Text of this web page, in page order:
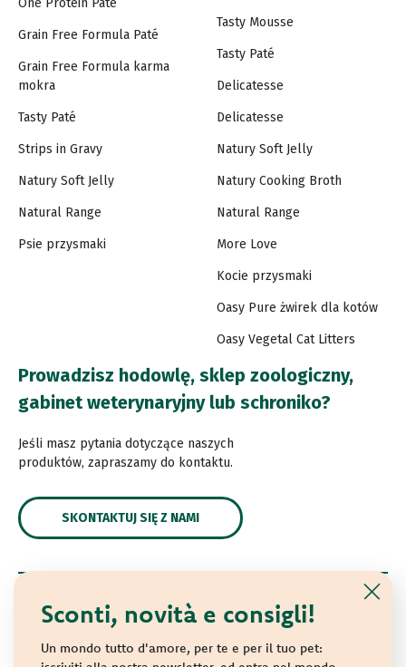
Sconti, novità e consigli!
Un mondo tutto d'amore, per te e per il tuo pet:
One Protein Paté
Grain Free Formula Paté
Grain Free Formula karma
mokra
Tasty Paté
Strips in Gravy
Natury Soft Jelly
Natural Range
Psie przysmaki
Tasty Mousse
Tasty Paté
Delicatesse
Delicatesse
Natury Soft Jelly
Natury Cooking Broth
Natural Range
More Love
Kocie przysmaki
Oasy Pure żwirek dla kotów
Oasy Vegetal Cat Litters
Prowadzisz hodowlę, sklep zoologiczny,
gabinet weterynaryjny lub schroniko?
Jeśli masz pytania dotyczące naszych
produktów, zapraszamy do kontaktu.
SKONTAKTUJ SIĘ Z NAMI
© 2021 Oasy. All rights reserved.
Wonderfood S.p.A. Strada dei Censiti, 2 - 47891 Repubblica
di San Marino - C.o.E. SM 04018